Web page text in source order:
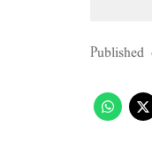
Published